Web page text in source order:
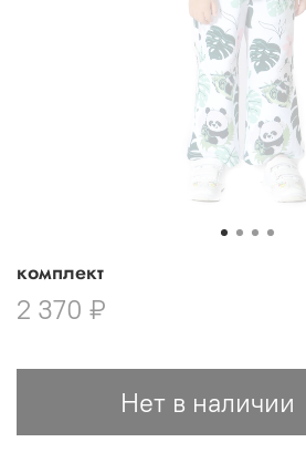
комплект
2 370 ₽
Нет в наличии